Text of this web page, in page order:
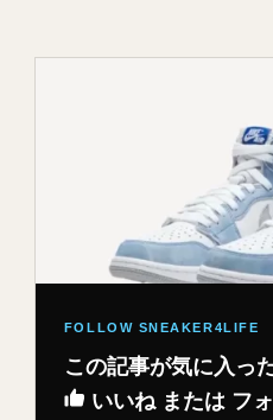
この記事が気に入っ
いいね または フ